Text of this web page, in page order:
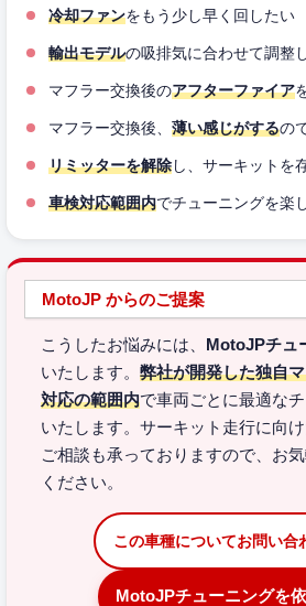
冷却ファンをもう少し早く回したい
輸出モデルの吸排気に合わせて調整
マフラー交換後のアフターファイア
マフラー交換後、 薄い感じがするの
リミッターを解除し、サーキットを
車検対応範囲内でチューニングを楽
MotoJP からのご提案
こうしたお悩みには、 MotoJPチュ
いたします。 弊社が開発した独自
対応の範囲内で車両ごとに最適な
いたします。サーキット走行に向
ご相談も承っておりますので、お
ください。
この車種についてお問い
MotoJPチューニングを